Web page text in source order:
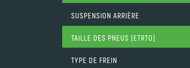
SUSPENSION ARRIÈRE
TAILLE DES PNEUS (ETRTO)
TYPE DE FREIN